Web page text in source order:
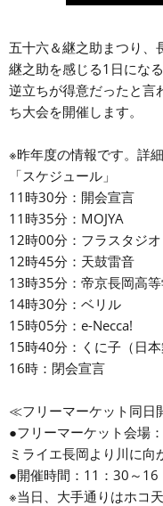
五十六＆継之助まつり、
継之助を感じる1日にな
逆立ちが得意だったと言
ち大会を開催します。
※昨年度の情報です。詳
「スケジュール」
11時30分：開会宣言
11時35分：MOJYA
12時00分：フラスタジ
12時45分：天鼓雷音
13時35分：帝京長岡高
14時30分：ベリル
15時05分：e-Necca!
15時40分：くに子（日本
16時：閉会宣言
≪フリーマーケット同日
●フリーマーケット会場
ミライエ長岡より川に向
●開催時間：11：30～16
※当日、大手通りはホコ